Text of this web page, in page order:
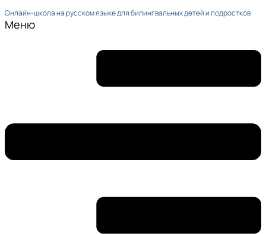
Онлайн-школа на русском языке для билингвальных детей и подростков
Меню